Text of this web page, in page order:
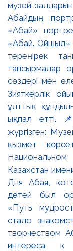
музей
Абайдың
«Абай»
«Абай. Ойшыл»
тереңірек
тапсырмалар
сөздері мен
Зияткерлік
ұлттық
ықпал етті.
жүргізген:
қызмет
Казахстан
Дня Абая,
детей был
«Путь
стало
творчеством
интереса к